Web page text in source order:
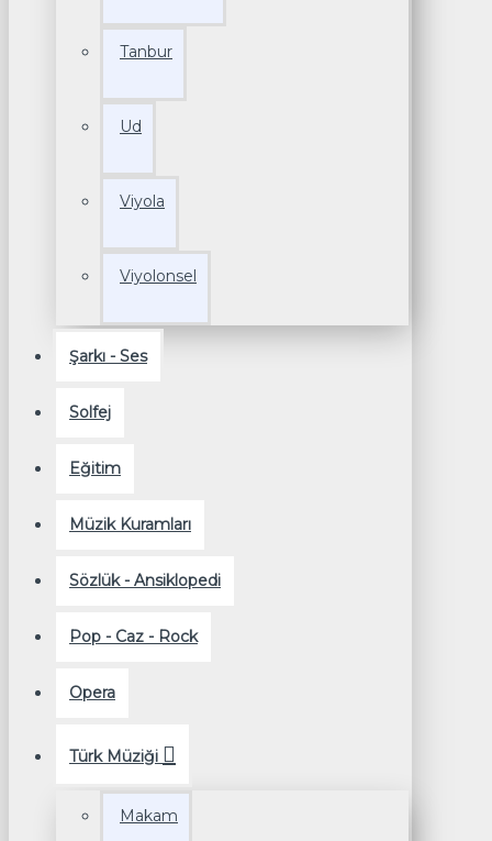
Tanbur
Ud
Viyola
Viyolonsel
Şarkı - Ses
Solfej
Eğitim
Müzik Kuramları
Sözlük - Ansiklopedi
Pop - Caz - Rock
Opera
Türk Müziği
Makam